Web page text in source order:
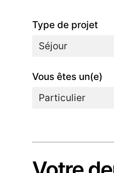
Type de projet
Vous êtes un(e)
Email *